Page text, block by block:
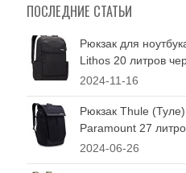
ПОСЛЕДНИЕ СТАТЬИ
Рюкзак для
Lithos 20 литров
2024-11-16
Рюкзак Thule (Туле)
Paramount 27
2024-06-26